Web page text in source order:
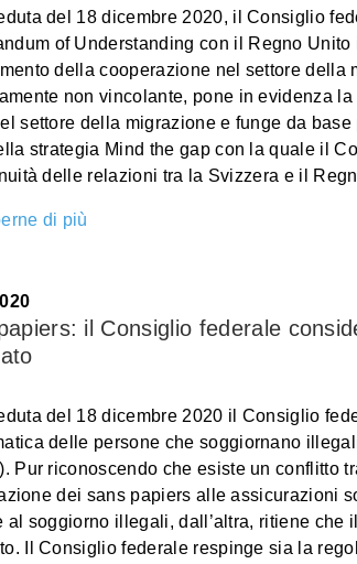
del 18 dicembre 2020, il Consiglio
of Understanding con il Regno
della cooperazione nel settore della
non vincolante, pone in evidenza
settore della migrazione e funge da
strategia Mind the gap con la quale il
delle relazioni tra la Svizzera e il
di più
il Consiglio federale
del 18 dicembre 2020 il Consiglio
delle persone che soggiornano
Pur riconoscendo che esiste un conflitto
dei sans papiers alle assicurazioni
al soggiorno illegali, dall’altra, ritiene che
Il Consiglio federale respinge sia la